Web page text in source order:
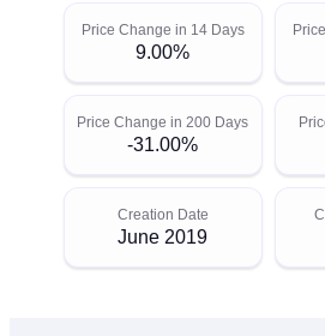
Price Change in 14 Days
9.00%
Price Change in 200 Days
-31.00%
Creation Date
June 2019